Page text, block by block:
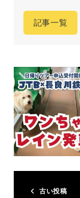
記事一覧
古い投稿